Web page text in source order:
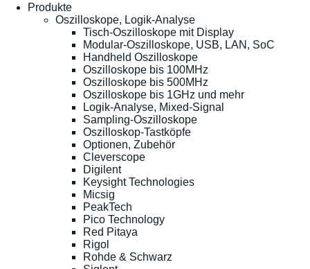
Produkte
Oszilloskope, Logik-Analyse
Tisch-Oszilloskope mit Display
Modular-Oszilloskope, USB, LAN, SoC
Handheld Oszilloskope
Oszilloskope bis 100MHz
Oszilloskope bis 500MHz
Oszilloskope bis 1GHz und mehr
Logik-Analyse, Mixed-Signal
Sampling-Oszilloskope
Oszilloskop-Tastköpfe
Optionen, Zubehör
Cleverscope
Digilent
Keysight Technologies
Micsig
PeakTech
Pico Technology
Red Pitaya
Rigol
Rohde & Schwarz